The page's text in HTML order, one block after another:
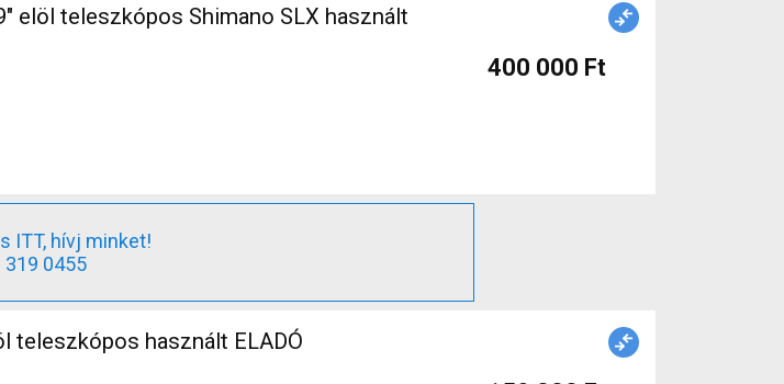
elöl teleszkópos Shimano SLX használt
400 000 Ft
ITT, hívj minket!
319 0455
teleszkópos használt ELADÓ